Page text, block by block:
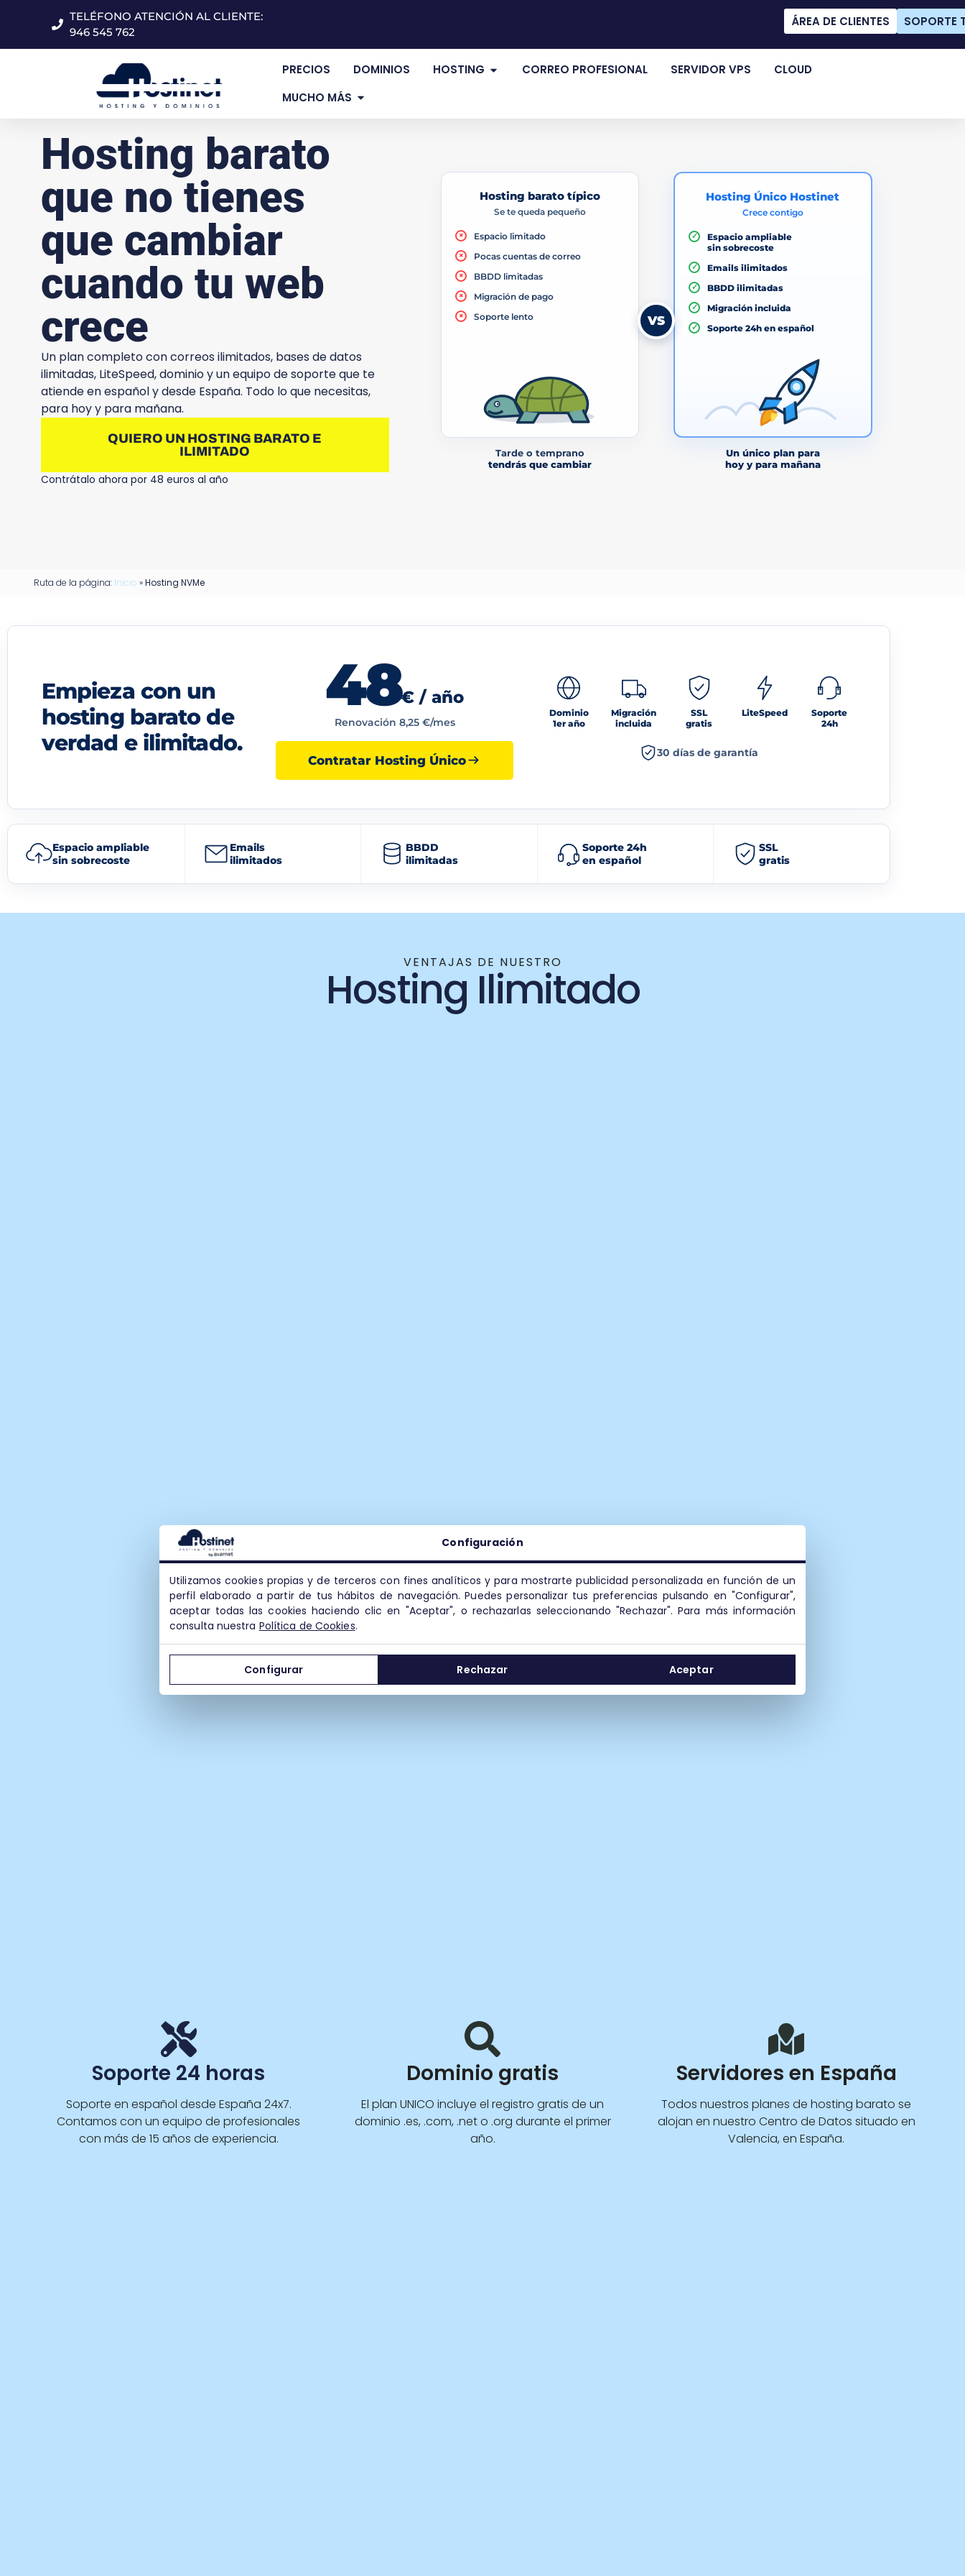
TELÉFONO ATENCIÓN AL CLIENTE:
946 545 762
ÁREA DE CLIENTES SOPORTE
PRECIOS DOMINIOS HOSTING CORREO PROFESIONAL SERVIDOR VPS
CLOUD
MUCHO MÁS
Hosting barato
que no tienes
que cambiar
cuando tu web
crece
Un plan completo con correos ilimitados, bases de datos
ilimitadas, LiteSpeed, dominio y un equipo de soporte que te
atiende en español y desde España. Todo lo que necesitas,
para hoy y para mañana.
QUIERO UN HOSTING BARATO E
ILIMITADO
Contrátalo ahora por 48 euros al año
Hosting barato típico
Se te queda pequeño
× Espacio limitado
× Pocas cuentas de correo
× BBDD limitadas
× Migración de pago
× Soporte lento
Tarde o temprano
tendrás que cambiar
VS
Hosting Único Hostinet
Crece contigo
✓
Espacio ampliable
sin sobrecoste
✓ Emails ilimitados
✓ BBDD ilimitadas
✓ Migración incluida
✓ Soporte 24h en español
Un único plan para
hoy y para mañana
Ruta de la página: Inicio »Hosting NVMe
Empieza con un
hosting barato de
verdad e ilimitado.
48€ / año
Renovación 8,25 €/mes
Contratar Hosting Único
Dominio
1er año
Migración
incluida
SSL
gratis
LiteSpeed
Soporte
24h
30 días de garantía
Espacio ampliable
sin sobrecoste
Emails
ilimitados
BBDD
ilimitadas
Soporte 24h
en español
SSL
gratis
VENTAJAS DE NUESTRO
Hosting Ilimitado
Soporte 24 horas
Soporte en español desde España 24x7.
Contamos con un equipo de profesionales
con más de 15 años de experiencia.
Dominio gratis
El plan UNICO incluye el registro gratis de un
dominio .es, .com, .net o .org durante el primer
año.
Servidores en España
Todos nuestros planes de hosting barato se
alojan en nuestro Centro de Datos situado en
Valencia, en España.
Configuración
Utilizamos cookies propias y de terceros con fines analíticos y para mostrarte publicidad personalizada en función de un
perfil elaborado a partir de tus hábitos de navegación. Puedes personalizar tus preferencias pulsando en "Configurar",
aceptar todas las cookies haciendo clic en "Aceptar", o rechazarlas seleccionando "Rechazar". Para más información
consulta nuestra Política de Cookies.
Configurar Rechazar Aceptar